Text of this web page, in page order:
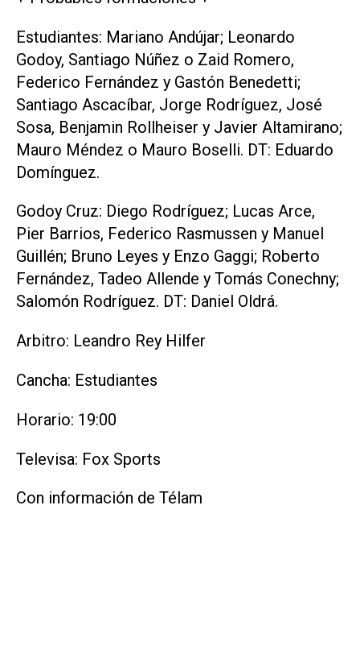
Estudiantes: Mariano Andújar; Leonardo
Godoy, Santiago Núñez o Zaid Romero,
Federico Fernández y Gastón Benedetti;
Santiago Ascacíbar, Jorge Rodríguez, José
Sosa, Benjamin Rollheiser y Javier Altamirano;
Mauro Méndez o Mauro Boselli. DT: Eduardo
Domínguez.
Godoy Cruz: Diego Rodríguez; Lucas Arce,
Pier Barrios, Federico Rasmussen y Manuel
Guillén; Bruno Leyes y Enzo Gaggi; Roberto
Fernández, Tadeo Allende y Tomás Conechny;
Salomón Rodríguez. DT: Daniel Oldrá.
Arbitro: Leandro Rey Hilfer
Cancha: Estudiantes
Horario: 19:00
Televisa: Fox Sports
Con información de Télam